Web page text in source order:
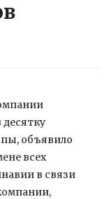
десятку
объявило
всех
в связи